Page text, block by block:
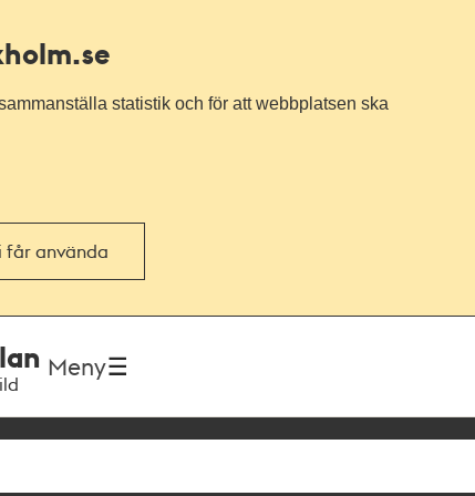
statistik och för att webbplatsen ska
får använda
Meny